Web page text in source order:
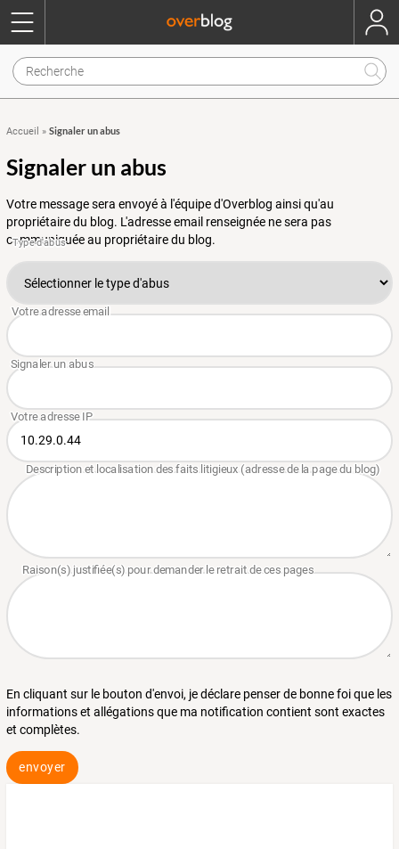
Accueil » Signaler un abus
Signaler un abus
Votre message sera envoyé à l'équipe d'Overblog ainsi qu'au
propriétaire du blog. L'adresse email renseignée ne sera pas
communiquée au propriétaire du blog.
En cliquant sur le bouton d'envoi, je déclare penser de bonne foi que les
informations et allégations que ma notification contient sont exactes
et complètes.
envoyer